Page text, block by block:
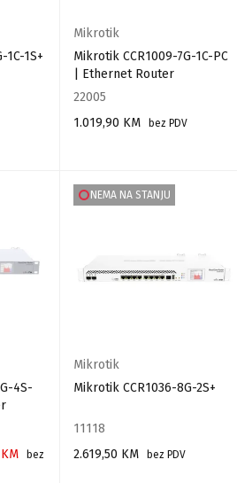
1S+
Mikrotik
Mikrotik CCR1009-7G-1C-PC
| Ethernet Router
22005
1.019,90 KM
bez PDV
4S-
KM
bez
NEMA NA STANJU
Mikrotik
Mikrotik CCR1036-8G-2S+
11118
2.619,50 KM
bez PDV